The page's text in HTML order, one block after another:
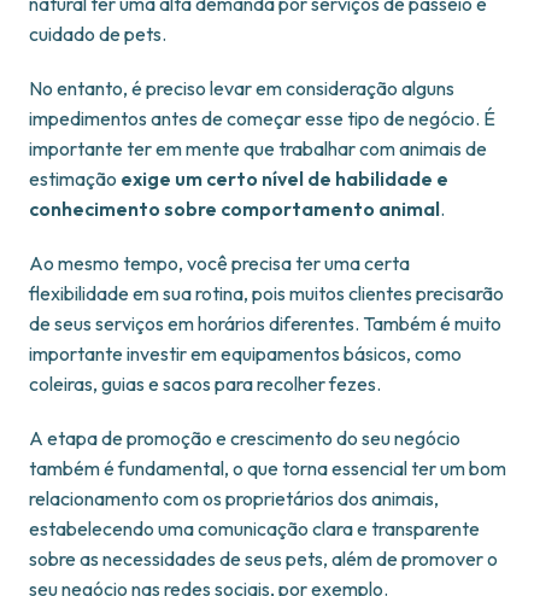
cuidado de pets.
No entanto, é preciso levar em consideração alguns
impedimentos antes de começar esse tipo de negócio. É
importante ter em mente que trabalhar com animais de
estimação exige um certo nível de habilidade e
conhecimento sobre comportamento animal.
Ao mesmo tempo, você precisa ter uma certa
flexibilidade em sua rotina, pois muitos clientes precisarão
de seus serviços em horários diferentes. Também é muito
importante investir em equipamentos básicos, como
coleiras, guias e sacos para recolher fezes.
A etapa de promoção e crescimento do seu negócio
também é fundamental, o que torna essencial ter um bom
relacionamento com os proprietários dos animais,
estabelecendo uma comunicação clara e transparente
sobre as necessidades de seus pets, além de promover o
seu negócio nas redes sociais, por exemplo.